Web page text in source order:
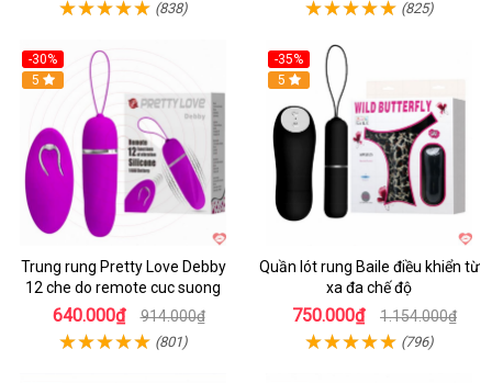
(838) (825)
-30%
Hot
5
Trung rung Pretty Love Debby
12 che do remote cuc suong
640.000₫ 914.000₫
(801)
-35%
Hot
5
Quần lót rung Baile điều khiển từ
xa đa chế độ
750.000₫ 1.154.000₫
(796)